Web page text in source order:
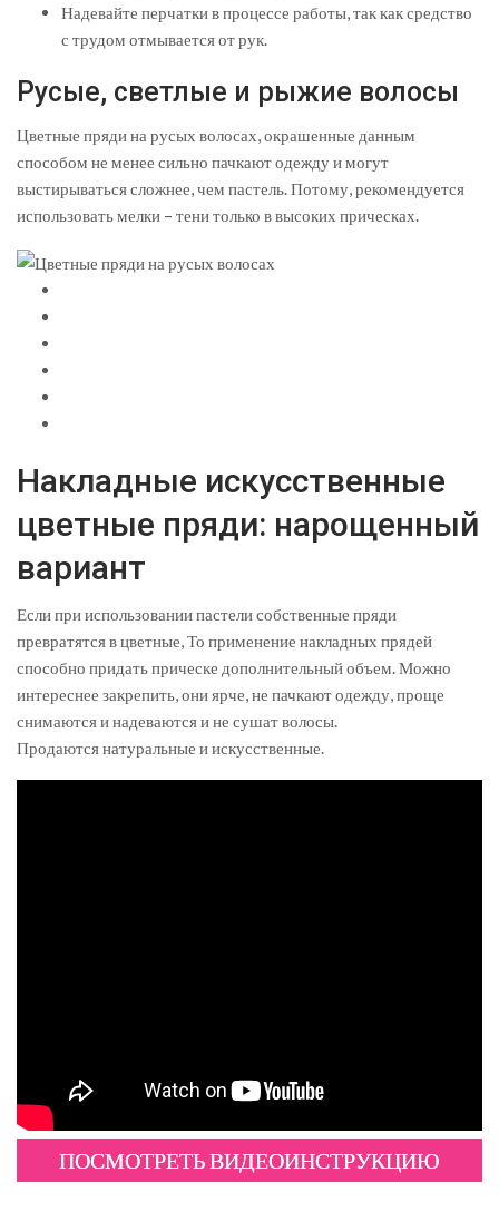
Надевайте перчатки в процессе работы, так как средство
с трудом отмывается от рук.
Русые, светлые и рыжие волосы
Цветные пряди на русых волосах, окрашенные данным
способом не менее сильно пачкают одежду и могут
выстирываться сложнее, чем пастель. Потому, рекомендуется
использовать мелки – тени только в высоких прическах.
Накладные искусственные
цветные пряди: нарощенный
вариант
Если при использовании пастели собственные пряди
превратятся в цветные, То применение накладных прядей
способно придать прическе дополнительный объем. Можно
интереснее закрепить, они ярче, не пачкают одежду, проще
снимаются и надеваются и не сушат волосы.
Продаются натуральные и искусственные.
ПОСМОТРЕТЬ ВИДЕОИНСТРУКЦИЮ